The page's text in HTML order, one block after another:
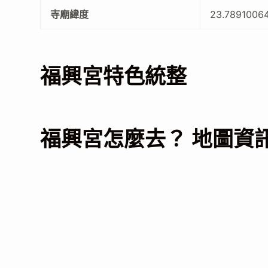
寺廟緯度
福興宮特色統整
福興宮怎麼去？ 地圖資